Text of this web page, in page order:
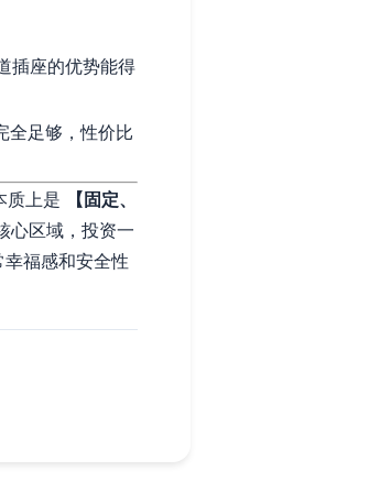
插座的优势能得
全足够，性价比
质上是
【固定、
心区域，投资一
福感和安全性